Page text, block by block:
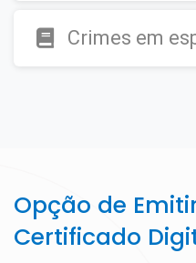
Crimes em
Opção de
Certificado